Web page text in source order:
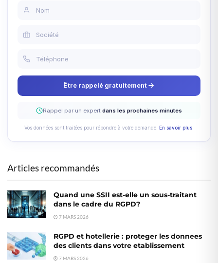
Être rappelé gratuitement
Rappel par un expert dans les prochaines minutes
Vos données sont traitées pour répondre à votre demande. En savoir plus
Articles recommandés
Quand une SSII est-elle un sous-traitant
dans le cadre du RGPD?
7 MARS 2026
RGPD et hotellerie : proteger les donnees
des clients dans votre etablissement
7 MARS 2026